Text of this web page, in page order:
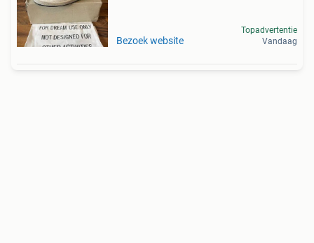
Bezoek website
Topadvertentie
Vandaag